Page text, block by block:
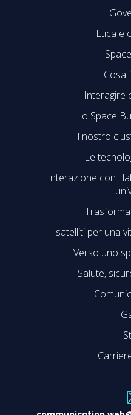
Etica e
Cosa
Interagire
Lo Space
Il nostro
Le
Interazione con i
I satelliti per una
Verso uno
Salute,